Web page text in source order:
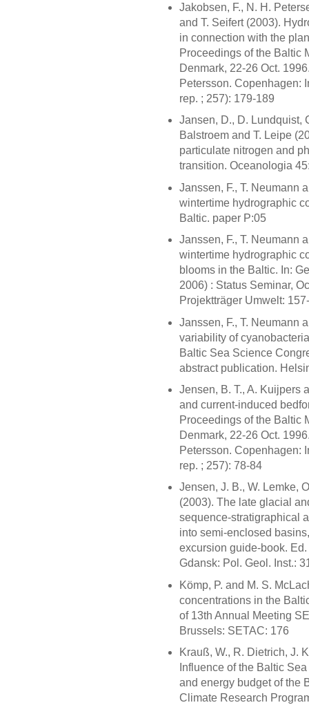
Jakobsen, F., N. H.
and T. Seifert (2003).
in connection with the
Proceedings of the Baltic
Denmark, 22-26 Oct.
Petersson. Copenhagen:
rep. ; 257): 179-189
Jansen, D., D. Lundquist,
Balstroem and T. Leipe
particulate nitrogen and
transition. Oceanologia
Janssen, F., T. Neumann
wintertime hydrographic
Baltic. paper P:05
Janssen, F., T. Neumann
wintertime hydrographic
blooms in the Baltic. In:
2006) : Status Seminar,
Projektträger Umwelt:
Janssen, F., T. Neumann
variability of
Baltic Sea Science
abstract publication.
Jensen, B. T., A. Kuijpers
and current-induced
Proceedings of the Baltic
Denmark, 22-26 Oct.
Petersson. Copenhagen:
rep. ; 257): 78-84
Jensen, J. B., W. Lemke,
(2003). The late glacial
sequence-stratigraphical
into semi-enclosed
excursion guide-book.
Gdansk: Pol. Geol. Inst.:
Kömp, P. and M. S.
concentrations in the
of 13th Annual Meeting
Brussels: SETAC: 176
Krauß, W., R. Dietrich, J.
Influence of the Baltic
and energy budget of the
Climate Research